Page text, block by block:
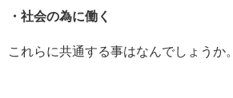
・社会の為に働く
これらに共通する事はなんでしょうか。